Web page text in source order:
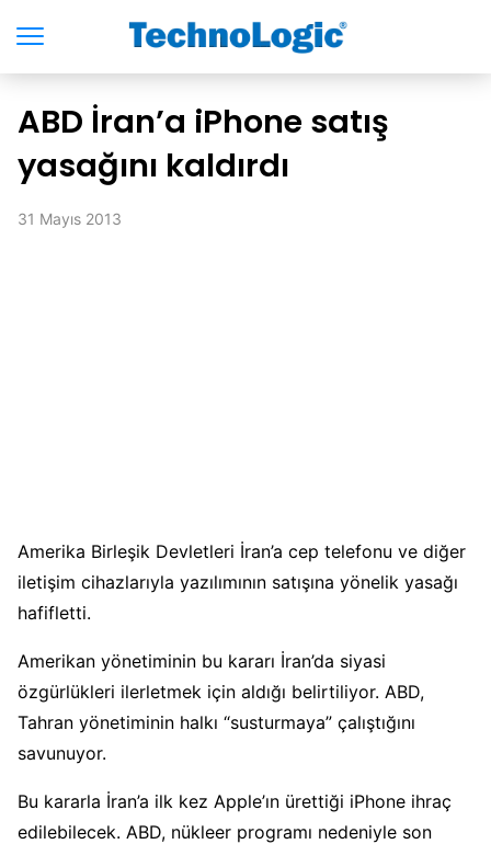
ABD İran’a iPhone satış
yasağını kaldırdı
31 Mayıs 2013
Amerika Birleşik Devletleri İran’a cep telefonu ve diğer
iletişim cihazlarıyla yazılımının satışına yönelik yasağı
hafifletti.
Amerikan yönetiminin bu kararı İran’da siyasi
özgürlükleri ilerletmek için aldığı belirtiliyor. ABD,
Tahran yönetiminin halkı “susturmaya” çalıştığını
savunuyor.
Bu kararla İran’a ilk kez Apple’ın ürettiği iPhone ihraç
edilebilecek. ABD, nükleer programı nedeniyle son